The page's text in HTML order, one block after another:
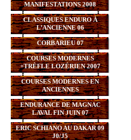
MANIFESTATIONS 2008
CLASSIQUES ENDURO À
L’ANCIENNE 06
CORBARIEU 07
COURSES MODERNES
+TRÈFLE LOZÉRIEN 2007
COURSES MODERNES EN
ANCIENNES
ENDURANCE DE MAGNAC
LAVAL FIN JUIN 07
ERIC SCHIANO AU DAKAR 09
J0/J5